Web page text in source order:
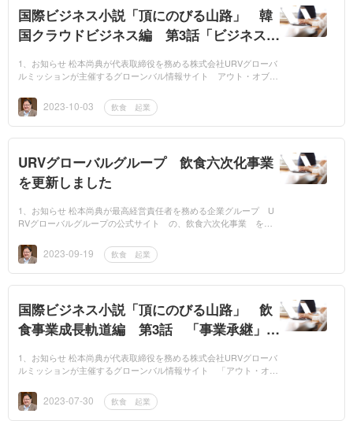
国際ビジネス小説「頂にのびる山路」 韓
国クラウドビジネス編 第3話「ビジネスモ
1、お知らせ 松本尚典が代表取締役を務める株式会社URVグローバ
ルミッションが主催するグローンバル情報サイト アウト・オブ・
ウドビジネス...
2023-10-03 飲食 起業
URVグローバルグループ 飲食六次化事業
を更新しました
1、お知らせ 松本尚典が最高経営責任者を務める企業グループ U
RVグローバルグループの公式サイト の、飲食六次化事業 を、
事業 1991年...
2023-09-19 飲食 起業
国際ビジネス小説「頂にのびる山路」 飲
食事業成長軌道編 第3話 「事業承継」を
1、お知らせ 松本尚典が代表取締役を務める株式会社URVグローバ
ルミッションが主催するグローンバル情報サイト 「アウト・オ
路」、飲食事業成...
2023-07-30 飲食 起業